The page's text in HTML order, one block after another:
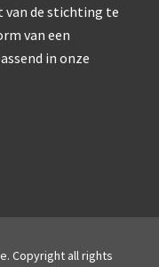
1957)
1965)
type (1959-
van de stichting te
van een
in onze
Copyright all rights